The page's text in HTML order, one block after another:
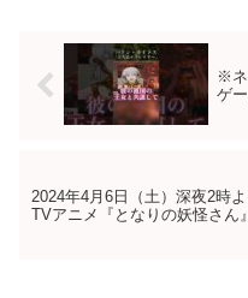
※ネ
ゲ
2024年4月6日（土）深夜2時よ
TVアニメ『となりの妖怪さん